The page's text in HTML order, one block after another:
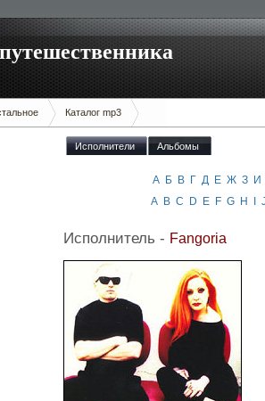
Каталог mp3
Исполнители Альбомы
А Б В Г Д Е Ж З
И
A B C D E F G H
Исполнитель - Fangoria